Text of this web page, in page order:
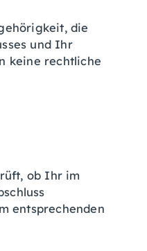
die
und Ihr
keine rechtliche
ob Ihr im
entsprechenden